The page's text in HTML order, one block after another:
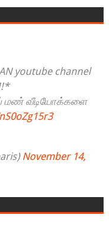
youtube channel
மண் வீடியோக்களை
November 14,